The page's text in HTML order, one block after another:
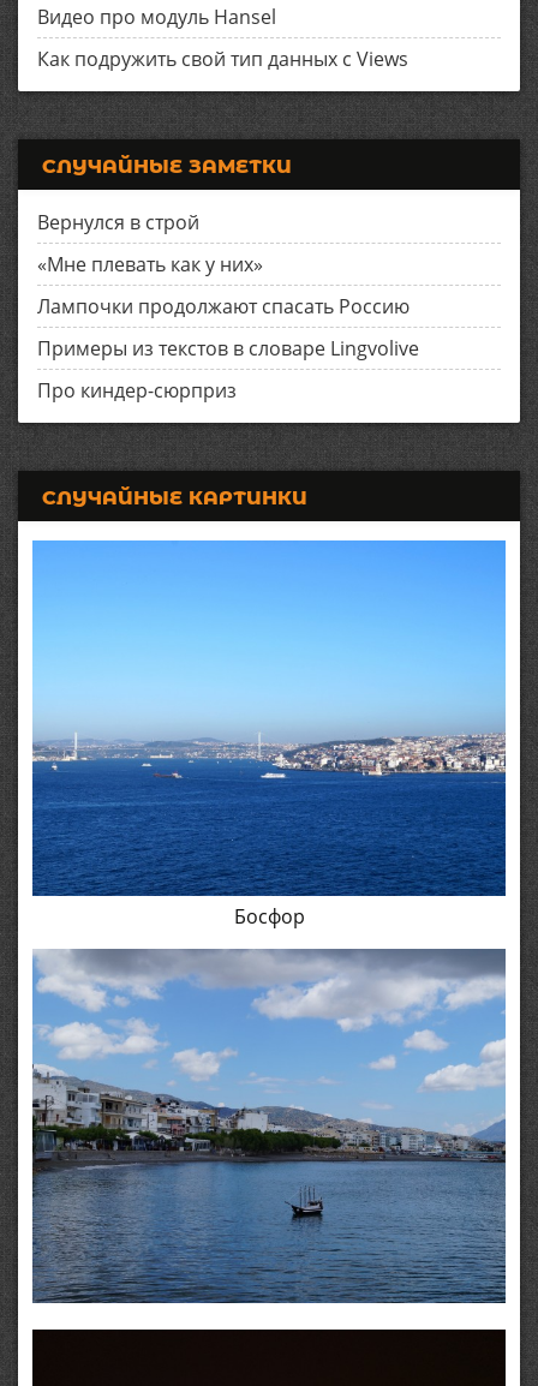
Видео про модуль Hansel
Как подружить свой тип данных с Views
СЛУЧАЙНЫЕ ЗАМЕТКИ
Вернулся в строй
«Мне плевать как у них»
Лампочки продолжают спасать Россию
Примеры из текстов в словаре Lingvolive
Про киндер-сюрприз
СЛУЧАЙНЫЕ КАРТИНКИ
Босфор